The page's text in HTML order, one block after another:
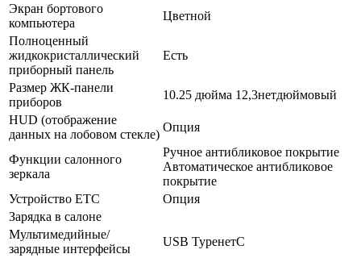
Экран бортового
компьютера
Цветной
Полноценный
жидкокристаллический
приборный панель
Есть
Размер ЖК-панели
приборов
10.25 дюйма 12,3нетдюймовый
HUD (отображение
данных на лобовом стекле)
Опция
Функции салонного
зеркала
Ручное антибликовое покрытие
Автоматическое антибликовое
покрытие
Устройство ETC
Опция
Зарядка в салоне
Мультимедийные/
зарядные интерфейсы
USB TypeнетC